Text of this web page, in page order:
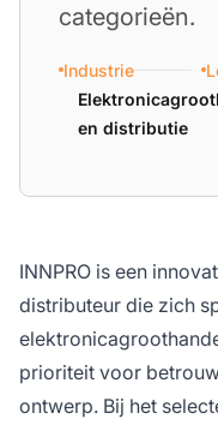
categorieën.
Industrie
en distributie
INNPRO is een
distributeur die zich
prioriteit voor
ontwerp. Bij het